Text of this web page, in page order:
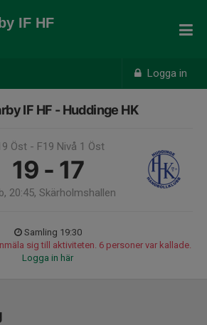
Logga in
IF HF
IF HF - Huddinge HK
Öst - F19 Nivå 1 Öst
19 - 17
20:45, Skärholmshallen
Samling 19:30
sig till aktiviteten. 6 personer var kallade.
Logga in här